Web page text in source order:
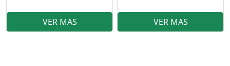
VER MAS VER MAS